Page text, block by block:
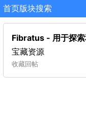
首页版块搜索
Fibratus - 用于探
宝藏资源
收藏回帖